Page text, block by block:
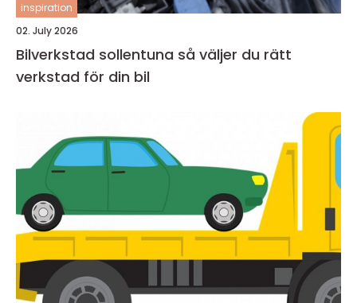
inspiration
02. July 2026
Bilverkstad sollentuna så väljer du rätt
verkstad för din bil